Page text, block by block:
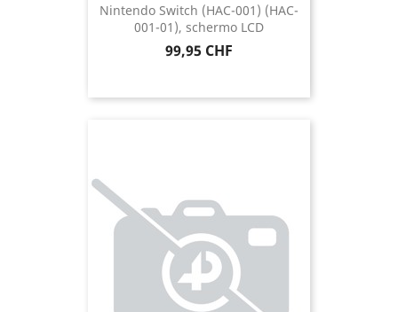
Nintendo Switch (HAC-001) (HAC-
001-01), schermo LCD
Prezzo
99,95 CHF